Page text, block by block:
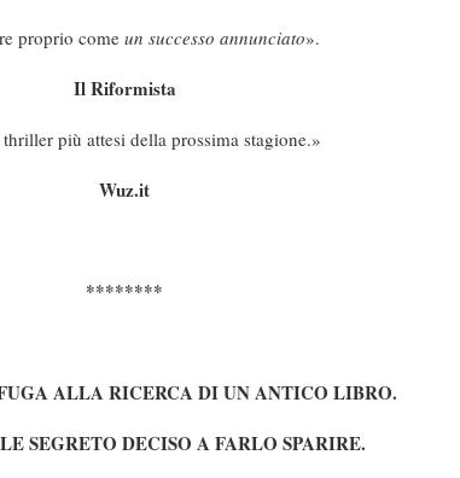
proprio comeun successo annunciato».
Il Riformista
più attesi della prossima stagione.»
Wuz.it
********
ALLA RICERCA DI UN ANTICO LIBRO.
SEGRETO DECISO A FARLO SPARIRE.